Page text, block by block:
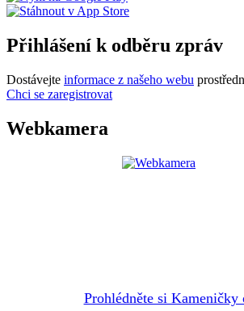
Přihlášení k odběru zpráv
Dostávejte informace z našeho webu
Chci se zaregistrovat
Webkamera
Prohlédněte si Kameničky